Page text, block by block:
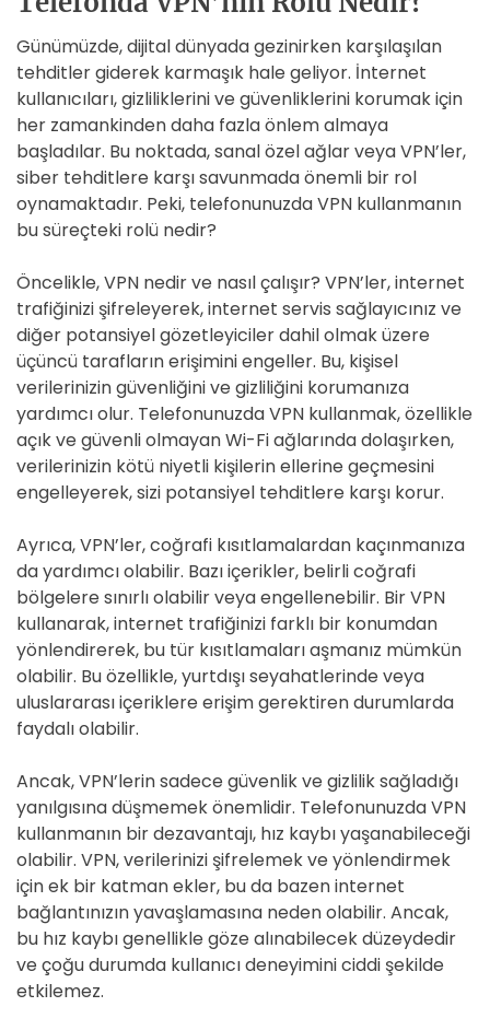
Günümüzde, dijital dünyada gezinirken karşılaşılan
tehditler giderek karmaşık hale geliyor. İnternet
kullanıcıları, gizliliklerini ve güvenliklerini korumak için
her zamankinden daha fazla önlem almaya
başladılar. Bu noktada, sanal özel ağlar veya VPN’ler,
siber tehditlere karşı savunmada önemli bir rol
oynamaktadır. Peki, telefonunuzda VPN kullanmanın
bu süreçteki rolü nedir?
Öncelikle, VPN nedir ve nasıl çalışır? VPN’ler, internet
trafiğinizi şifreleyerek, internet servis sağlayıcınız ve
diğer potansiyel gözetleyiciler dahil olmak üzere
üçüncü tarafların erişimini engeller. Bu, kişisel
verilerinizin güvenliğini ve gizliliğini korumanıza
yardımcı olur. Telefonunuzda VPN kullanmak, özellikle
açık ve güvenli olmayan Wi-Fi ağlarında dolaşırken,
verilerinizin kötü niyetli kişilerin ellerine geçmesini
engelleyerek, sizi potansiyel tehditlere karşı korur.
Ayrıca, VPN’ler, coğrafi kısıtlamalardan kaçınmanıza
da yardımcı olabilir. Bazı içerikler, belirli coğrafi
bölgelere sınırlı olabilir veya engellenebilir. Bir VPN
kullanarak, internet trafiğinizi farklı bir konumdan
yönlendirerek, bu tür kısıtlamaları aşmanız mümkün
olabilir. Bu özellikle, yurtdışı seyahatlerinde veya
uluslararası içeriklere erişim gerektiren durumlarda
faydalı olabilir.
Ancak, VPN’lerin sadece güvenlik ve gizlilik sağladığı
yanılgısına düşmemek önemlidir. Telefonunuzda VPN
kullanmanın bir dezavantajı, hız kaybı yaşanabileceği
olabilir. VPN, verilerinizi şifrelemek ve yönlendirmek
için ek bir katman ekler, bu da bazen internet
bağlantınızın yavaşlamasına neden olabilir. Ancak,
bu hız kaybı genellikle göze alınabilecek düzeydedir
ve çoğu durumda kullanıcı deneyimini ciddi şekilde
etkilemez.